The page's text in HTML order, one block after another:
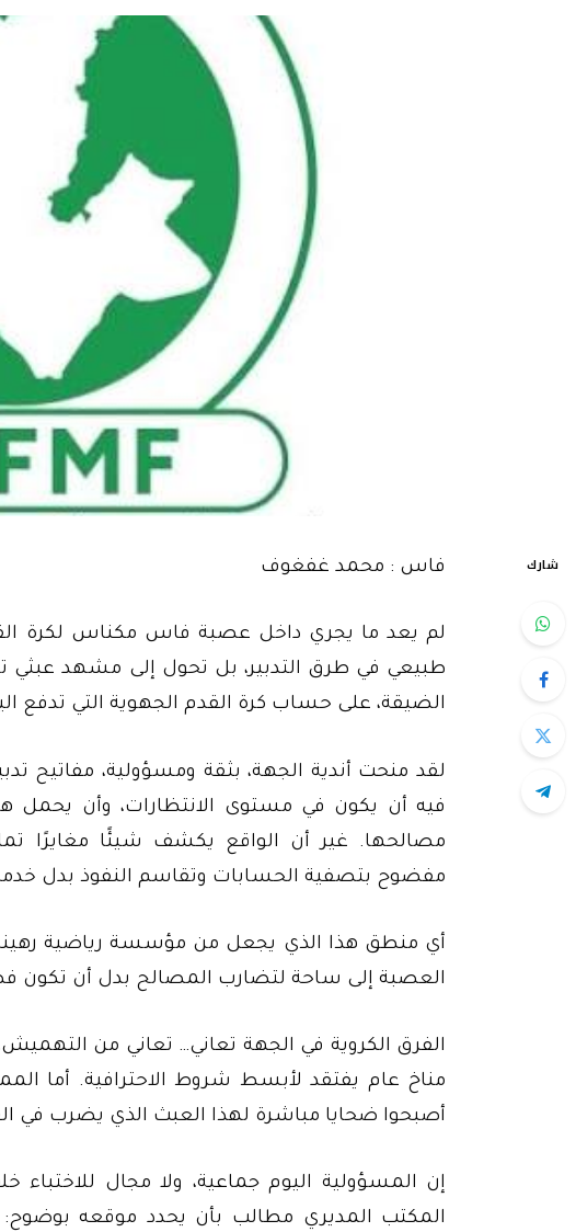
شارك فاس : محمد غفغوف
لم يعد ما يجري داخل عصبة فاس مكناس لكرة
طبيعي في طرق التدبير، بل تحول إلى مشهد
الضيقة، على حساب كرة القدم الجهوية التي تدفع
لقد منحت أندية الجهة، بثقة ومسؤولية، مفاتيح
فيه أن يكون في مستوى الانتظارات، وأن يحمل همّ
مصالحها. غير أن الواقع يكشف شيئًا مغايرًا
مفضوح بتصفية الحسابات وتقاسم النفوذ بدل
أي منطق هذا الذي يجعل من مؤسسة رياضية
العصبة إلى ساحة لتضارب المصالح بدل أن تكون
الفرق الكروية في الجهة تعاني… تعاني من
مناخ عام يفتقد لأبسط شروط الاحترافية. أما
أصبحوا ضحايا مباشرة لهذا العبث الذي يضرب في
إن المسؤولية اليوم جماعية، ولا مجال
المكتب المديري مطالب بأن يحدد موقعه بوضوح: